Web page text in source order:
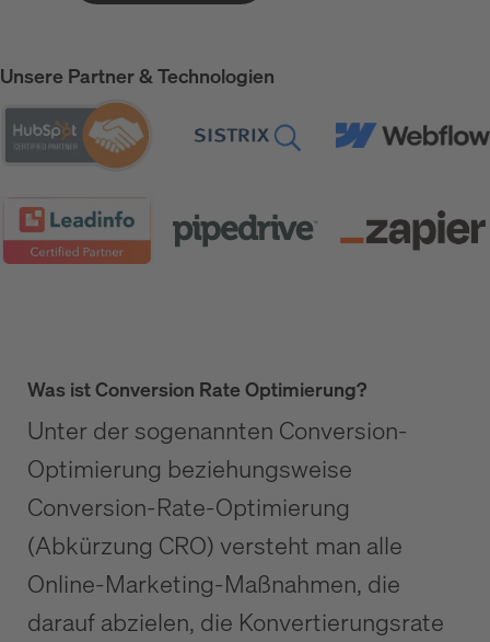
Unsere Partner & Technologien
Was ist Conversion Rate Optimierung?
Unter der sogenannten Conversion-
Optimierung beziehungsweise
Conversion-Rate-Optimierung
(Abkürzung CRO) versteht man alle
Online-Marketing-Maßnahmen, die
darauf abzielen, die Konvertierungsrate